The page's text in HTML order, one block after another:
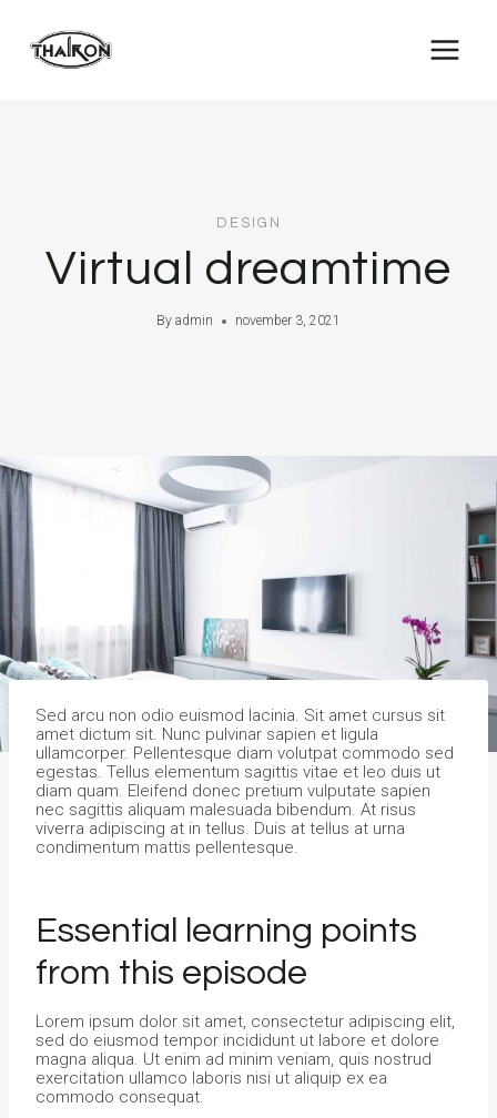
content
DESIGN
Virtual dreamtime
By admin november 3, 2021
Sed arcu non odio euismod lacinia. Sit amet cursus sit
amet dictum sit. Nunc pulvinar sapien et ligula
ullamcorper. Pellentesque diam volutpat commodo sed
egestas. Tellus elementum sagittis vitae et leo duis ut
diam quam. Eleifend donec pretium vulputate sapien
nec sagittis aliquam malesuada bibendum. At risus
viverra adipiscing at in tellus. Duis at tellus at urna
condimentum mattis pellentesque.
Essential learning points
from this episode
Lorem ipsum dolor sit amet, consectetur adipiscing elit,
sed do eiusmod tempor incididunt ut labore et dolore
magna aliqua. Ut enim ad minim veniam, quis nostrud
exercitation ullamco laboris nisi ut aliquip ex ea
commodo consequat.